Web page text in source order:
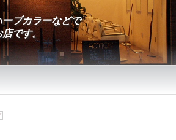
ーブカラーなどで
です。